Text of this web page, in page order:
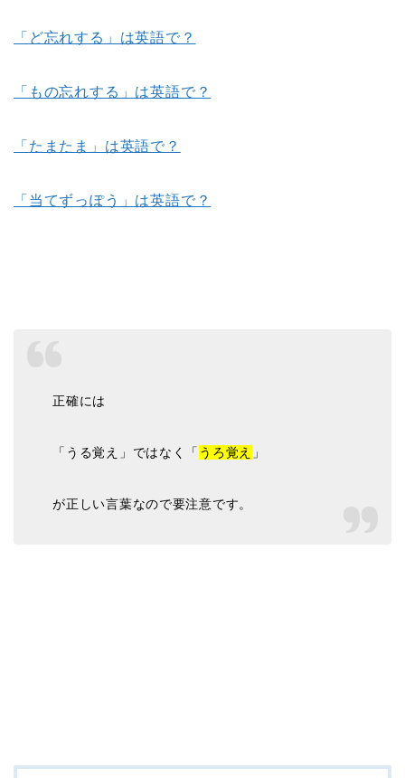
「ど忘れする」は英語で？
「もの忘れする」は英語で？
「たまたま」は英語で？
「当てずっぽう」は英語で？
正確には
「うる覚え」ではなく「 うろ覚え 」
が正しい言葉なので要注意です。